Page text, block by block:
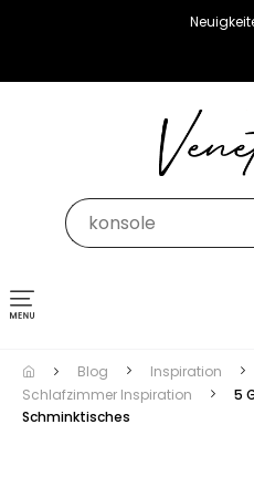
Umschalten
der
Navigation
Blog Inspiration
Schlafzimmer Inspiration
5
Schminktisches